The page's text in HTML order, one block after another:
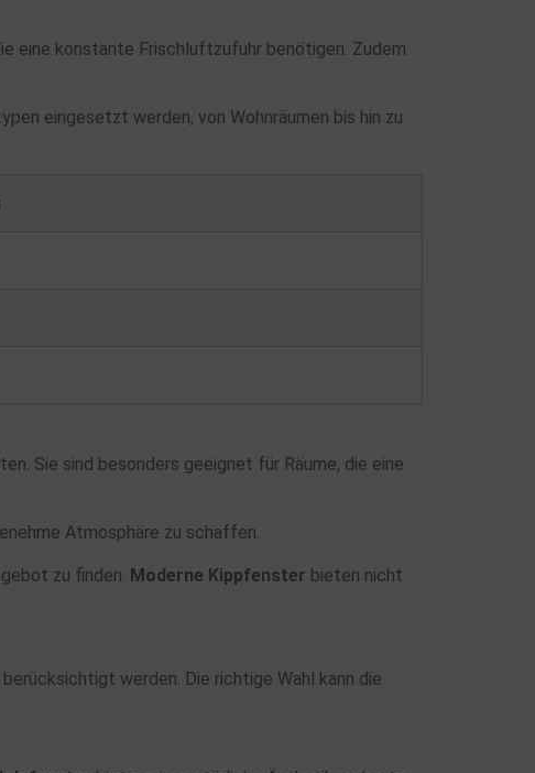
eine konstante Frischluftzufuhr benötigen. Zudem
eingesetzt werden, von Wohnräumen bis hin zu
Sie sind besonders geeignet für Räume, die eine
Atmosphäre zu schaffen.
zu finden. Moderne Kippfenster bieten nicht
werden. Die richtige Wahl kann die